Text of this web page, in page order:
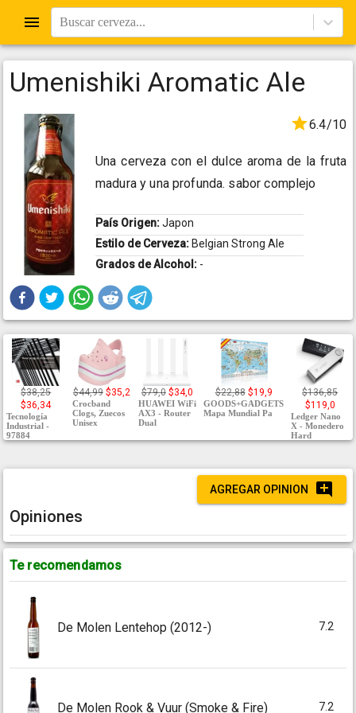
Buscar cerveza...
Umenishiki Aromatic Ale
6.4/10
Una cerveza con el dulce aroma de la fruta
madura y una profunda. sabor complejo
País Origen:Japon
Estilo de Cerveza: Belgian Strong Ale
Grados de Alcohol: -
$38,25
$36,34
Tecnología
Industrial -
97884
$44,99 $35,2
Crocband
Clogs, Zuecos
Unisex
$79,0 $34,0
HUAWEI WiFi
AX3 - Router
Dual
$22,88 $19,9
GOODS+GADGETS
Mapa Mundial Pa
$136,85
$119,0
Ledger Nano
X - Monedero
Hard
AGREGAR OPINION
Opiniones
Te recomendamos
De Molen Lentehop (2012-) 7.2
De Molen Rook & Vuur (Smoke & Fire) 7.2